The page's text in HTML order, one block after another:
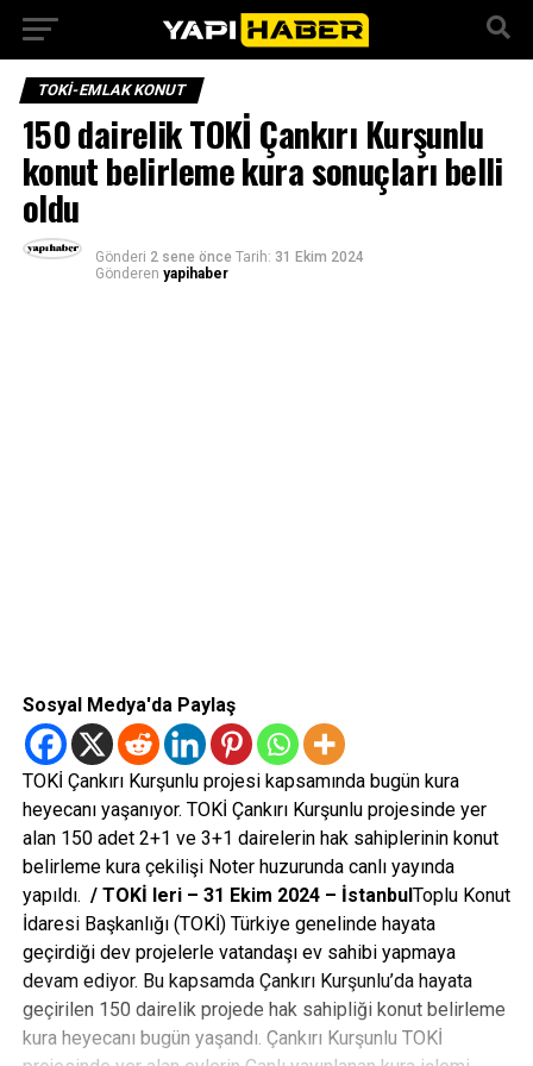
TOKI-EMLAK KONUT
150 dairelik TOKİ Çankırı Kurşunlu
konut belirleme kura sonuçları belli
oldu
Gönderi 2 sene önce Tarih: 31 Ekim 2024
Gönderen yapihaber
Sosyal Medya'da Paylaş
TOKİ Çankırı Kurşunlu projesi kapsamında bugün kura
heyecanı yaşanıyor. TOKİ Çankırı Kurşunlu projesinde yer
alan 150 adet 2+1 ve 3+1 dairelerin hak sahiplerinin konut
belirleme kura çekilişi Noter huzurunda canlı yayında
yapıldı. / TOKİ leri – 31 Ekim 2024 – İstanbulToplu Konut
İdaresi Başkanlığı (TOKİ) Türkiye genelinde hayata
geçirdiği dev projelerle vatandaşı ev sahibi yapmaya
devam ediyor. Bu kapsamda Çankırı Kurşunlu’da hayata
geçirilen 150 dairelik projede hak sahipliği konut belirleme
kura heyecanı bugün yaşandı. Çankırı Kurşunlu TOKİ